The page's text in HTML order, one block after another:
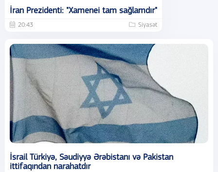
İran Prezidenti: "Xamenei tam sağlamdır"
20:43 Siyasət
İsrail Türkiyə, Səudiyyə Ərəbistanı və Pakistan
ittifaqından narahatdır